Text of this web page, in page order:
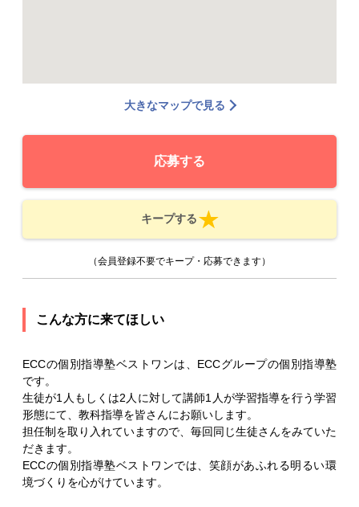
大きなマップで見る
応募する
キープする
（会員登録不要でキープ・応募できます）
こんな方に来てほしい
ECCの個別指導塾ベストワンは、ECCグループの個別指導塾
です。
生徒が1人もしくは2人に対して講師1人が学習指導を行う学習
形態にて、教科指導を皆さんにお願いします。
担任制を取り入れていますので、毎回同じ生徒さんをみていた
だきます。
ECCの個別指導塾ベストワンでは、笑顔があふれる明るい環
境づくりを心がけています。